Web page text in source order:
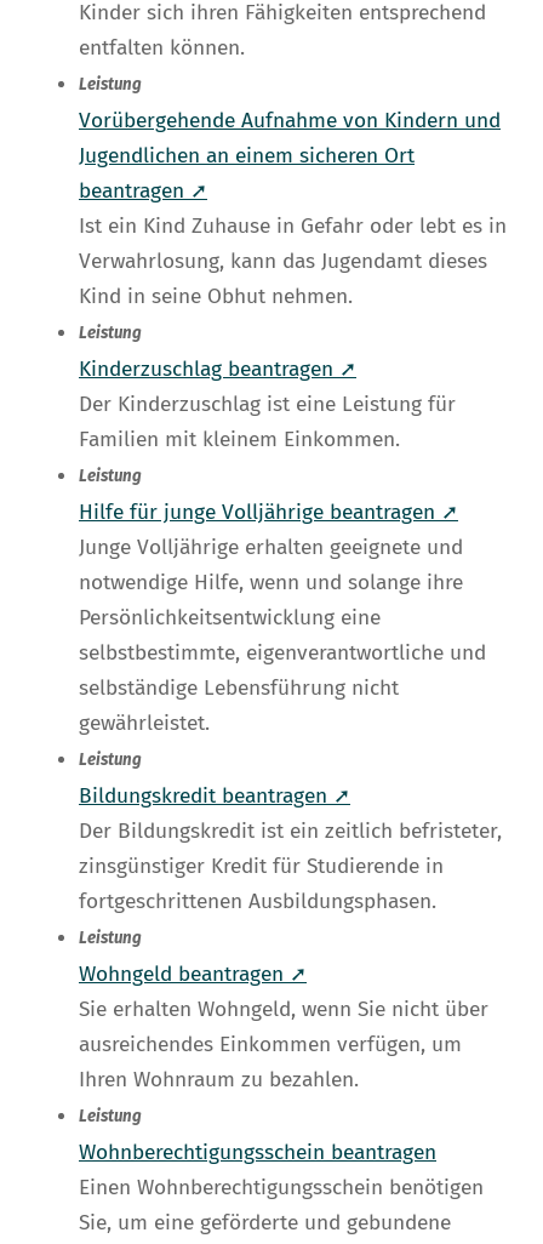
Kinder sich ihren Fähigkeiten entsprechend
entfalten können.
Leistung
Vorübergehende Aufnahme von Kindern und
Jugendlichen an einem sicheren Ort
beantragen ➚
Ist ein Kind Zuhause in Gefahr oder lebt es in
Verwahrlosung, kann das Jugendamt dieses
Kind in seine Obhut nehmen.
Leistung
Kinderzuschlag beantragen ➚
Der Kinderzuschlag ist eine Leistung für
Familien mit kleinem Einkommen.
Leistung
Hilfe für junge Volljährige beantragen ➚
Junge Volljährige erhalten geeignete und
notwendige Hilfe, wenn und solange ihre
Persönlichkeitsentwicklung eine
selbstbestimmte, eigenverantwortliche und
selbständige Lebensführung nicht
gewährleistet.
Leistung
Bildungskredit beantragen ➚
Der Bildungskredit ist ein zeitlich befristeter,
zinsgünstiger Kredit für Studierende in
fortgeschrittenen Ausbildungsphasen.
Leistung
Wohngeld beantragen ➚
Sie erhalten Wohngeld, wenn Sie nicht über
ausreichendes Einkommen verfügen, um
Ihren Wohnraum zu bezahlen.
Leistung
Wohnberechtigungsschein beantragen
Einen Wohnberechtigungsschein benötigen
Sie, um eine geförderte und gebundene